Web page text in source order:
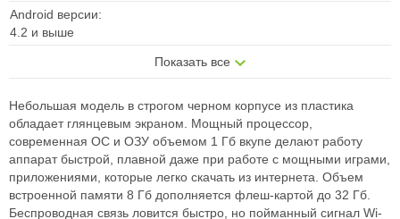
Android версии:
4.2 и выше
Показать все
Небольшая модель в строгом черном корпусе из пластика
обладает глянцевым экраном. Мощный процессор,
современная ОС и ОЗУ объемом 1 Гб вкупе делают работу
аппарат быстрой, плавной даже при работе с мощными играми,
приложениями, которые легко скачать из интернета. Объем
встроенной памяти 8 Гб дополняется флеш-картой до 32 Гб.
Беспроводная связь ловится быстро, но пойманный сигнал Wi-